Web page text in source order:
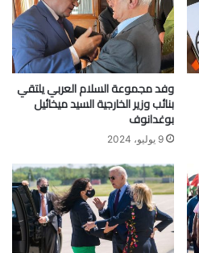
وفد مجموعة السلام العربي يلتقي
بنائب وزير الخارجية السيد ميخائيل
بوغدانوف
9 يوليو، 2024